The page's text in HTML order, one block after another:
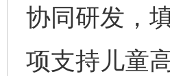
协同研发，
项支持儿童